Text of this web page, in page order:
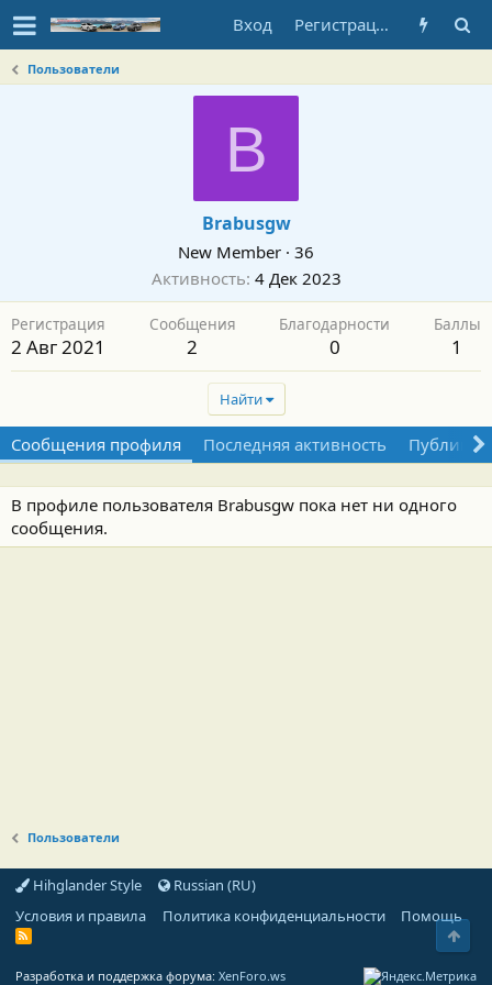
Вход Регистрация
Пользователи
B
Brabusgw
New Member · 36
Активность 4 Дек 2023
Регистрация
2 Авг 2021
Сообщения
2
Благодарности
0
Баллы
1
Найти
Сообщения профиля Последняя активность
В профиле пользователя Brabusgw пока нет ни одного
сообщения.
Пользователи
Hihglander Style
Russian (RU)
Условия и правила
Политика конфиденциальности Помощь
R
Разработка и поддержка форума: XenForo.ws